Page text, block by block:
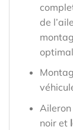
de
noir et